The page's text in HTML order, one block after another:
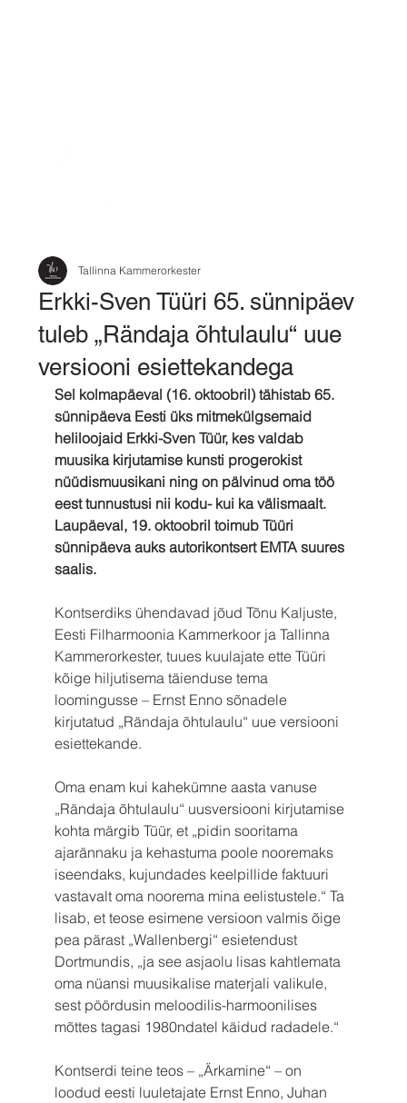
Erkki-Sven Tüüri 65. sünnipäev
tuleb „Rändaja õhtulaulu“ uue
versiooni esiettekandega
Tallinna Kammerorkester
Sel kolmapäeval (16. oktoobril) tähistab 65.
sünnipäeva Eesti üks mitmekülgsemaid
heliloojaid Erkki-Sven Tüür, kes valdab
muusika kirjutamise kunsti progerokist
nüüdismuusikani ning on pälvinud oma töö
eest tunnustusi nii kodu- kui ka välismaalt.
Laupäeval, 19. oktoobril toimub Tüüri
sünnipäeva auks autorikontsert EMTA suures
saalis.
Kontserdiks ühendavad jõud Tõnu Kaljuste,
Eesti Filharmoonia Kammerkoor ja Tallinna
Kammerorkester, tuues kuulajate ette Tüüri
kõige hiljutisema täienduse tema
loomingusse – Ernst Enno sõnadele
kirjutatud „Rändaja õhtulaulu“ uue versiooni
esiettekande.
Oma enam kui kahekümne aasta vanuse
„Rändaja õhtulaulu“ uusversiooni kirjutamise
kohta märgib Tüür, et „pidin sooritama
ajarännaku ja kehastuma poole nooremaks
iseendaks, kujundades keelpillide faktuuri
vastavalt oma noorema mina eelistustele.“ Ta
lisab, et teose esimene versioon valmis õige
pea pärast „Wallenbergi“ esietendust
Dortmundis, „ja see asjaolu lisas kahtlemata
oma nüansi muusikalise materjali valikule,
sest pöördusin meloodilis-harmoonilises
mõttes tagasi 1980ndatel käidud radadele.“
Kontserdi teine teos – „Ärkamine“ – on
loodud eesti luuletajate Ernst Enno, Juhan